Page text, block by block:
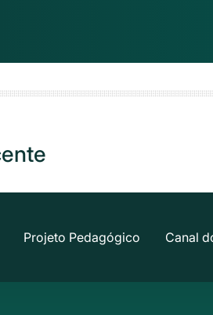
Projeto Pedagógico Canal